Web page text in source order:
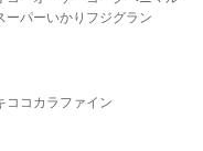
ーパーいかり フジグラン
ココカラファイン